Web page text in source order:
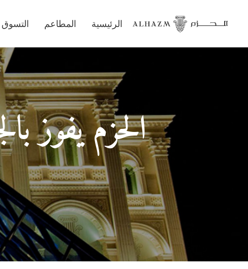
الرئيسية المطاعم التسوق
الحزم يفوز